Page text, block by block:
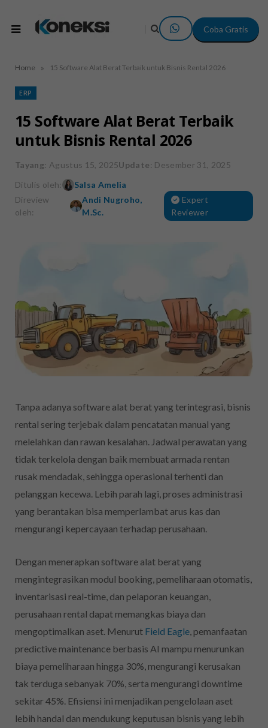
Coba Gratis
Home » 15 Software Alat Berat Terbaik untuk Bisnis Rental 2026
ERP
15 Software Alat Berat Terbaik
untuk Bisnis Rental 2026
Tayang: Agustus 15, 2025Update: Desember 31, 2025
Ditulis oleh:
Salsa Amelia
Direview
oleh:
Andi Nugroho,
M.Sc.
Expert
Reviewer
Tanpa adanya software alat berat yang terintegrasi, bisnis
rental sering terjebak dalam pencatatan manual yang
melelahkan dan rawan kesalahan. Jadwal perawatan yang
tidak terkelola dengan baik membuat armada rentan
rusak mendadak, sehingga operasional terhenti dan
pelanggan kecewa. Lebih parah lagi, proses administrasi
yang berantakan bisa memperlambat arus kas dan
mengurangi kepercayaan terhadap perusahaan.
Dengan menerapkan software alat berat yang
mengintegrasikan modul booking, pemeliharaan otomatis,
inventarisasi real-time, dan pelaporan keuangan,
perusahaan rental dapat memangkas biaya dan
mengoptimalkan aset. Menurut Field Eagle , pemanfaatan
predictive maintenance berbasis AI mampu menurunkan
biaya pemeliharaan hingga 30%, mengurangi kerusakan
tak terduga sebanyak 70%, serta mengurangi downtime
sekitar 45%. Efisiensi ini menjadikan pengelolaan aset
lebih handal dan mendukung keputusan bisnis yang lebih